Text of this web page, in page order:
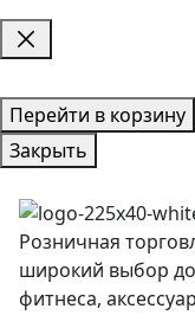
Перейти в корзину
Закрыть
Розничная
широкий выбор
фитнеса,